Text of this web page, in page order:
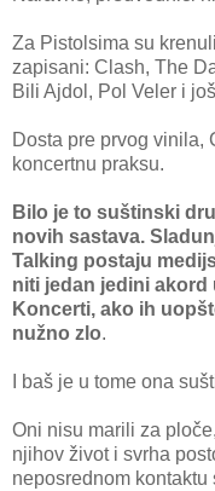
Za Pistolsima su
zapisani: Clash, The
Bili Ajdol, Pol Veler i
Dosta pre prvog vinila,
koncertnu praksu.
Bilo je to suštinski
novih sastava.
Talking postaju
niti jedan jedini akord
Koncerti, ako ih
nužno zlo.
I baš je u tome ona
Oni nisu marili za
njihov život i svrha
neposrednom